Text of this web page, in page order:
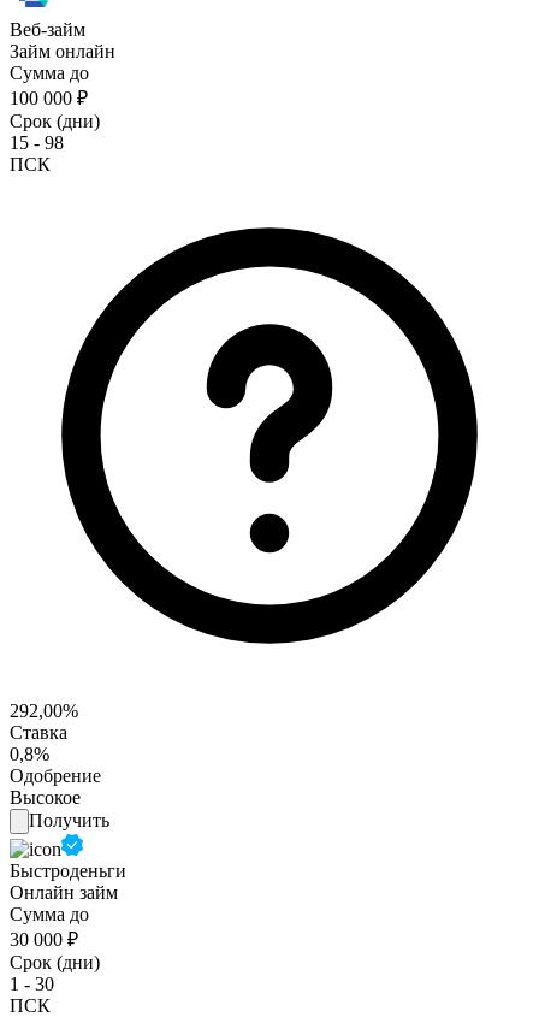
Веб-займ
Займ онлайн
Сумма до
100 000 ₽
Срок (дни)
15 - 98
ПСК
292,00%
Ставка
0,8%
Одобрение
Высокое
Получить
Быстроденьги
Онлайн займ
Сумма до
30 000 ₽
Срок (дни)
1 - 30
ПСК